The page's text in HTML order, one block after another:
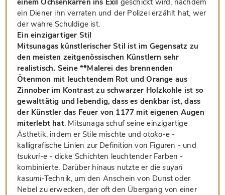
ein Diener ihn verraten und der Polizei erzählt hat, wer
der wahre Schuldige ist.
Ein einzigartiger Stil
Mitsunagas künstlerischer Stil ist im Gegensatz zu
den meisten zeitgenössischen Künstlern sehr
realistisch. Seine **Malerei des brennenden
Ōtenmon mit leuchtendem Rot und Orange aus
Zinnober im Kontrast zu schwarzer Holzkohle ist so
gewalttätig und lebendig, dass es denkbar ist, dass
der Künstler das Feuer von 1177 mit eigenen Augen
miterlebt hat. Mitsunaga schuf seine einzigartige
Ästhetik, indem er Stile mischte undotoko-e-
kalligrafische Linien zur Definition von Figuren - und
tsukuri-e - dicke Schichten leuchtender Farben -
kombinierte. Darüber hinaus nutzte er diesuyari
kasumi-Technik, um den Anschein von Dunst oder
Nebel zu erwecken, der oft den Übergang von einer